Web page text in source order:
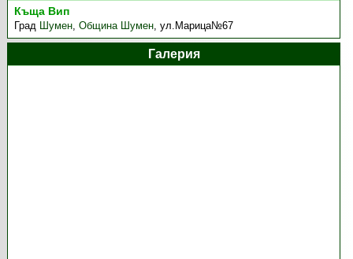
Къща Вип
Град Шумен,Община Шумен,ул.Марица№67
Галерия